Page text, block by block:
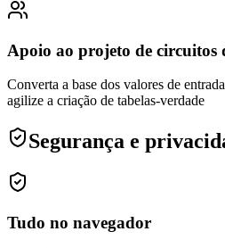
Apoio ao projeto de circuitos
Converta a base dos valores de
agilize a criação de tabelas-verdade
Segurança e
Tudo no navegador